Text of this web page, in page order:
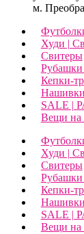
м.
Худи |
Свитеры
Рубашки
Кепки-
SALE |
Вещи на
Худи |
Свитеры
Рубашки
Кепки-
SALE |
Вещи на